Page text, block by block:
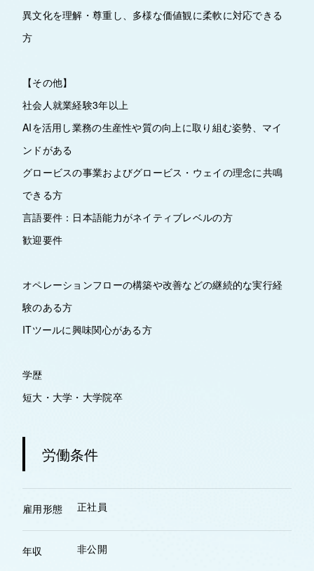
異文化を理解・尊重し、多様な価値観に柔軟に対応できる
方
【その他】
社会人就業経験3年以上
AIを活用し業務の生産性や質の向上に取り組む姿勢、マイ
ンドがある
グロービスの事業およびグロービス・ウェイの理念に共鳴
できる方
言語要件：日本語能力がネイティブレベルの方
歓迎要件
オペレーションフローの構築や改善などの継続的な実行経
験のある方
ITツールに興味関心がある方
学歴
短大・大学・大学院卒
労働条件
雇用形態 正社員
年収 非公開